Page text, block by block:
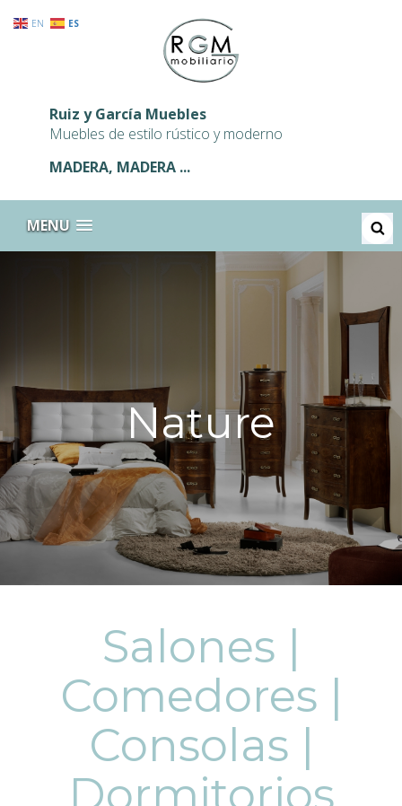
Ruiz y García Muebles
Muebles de estilo rústico y moderno
MADERA, MADERA ...
MENU
Nature
Salones |
Comedores |
Consolas |
Dormitorios
EN ES